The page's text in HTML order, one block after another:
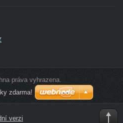
práva vyhrazena.
zdarma!
verzi